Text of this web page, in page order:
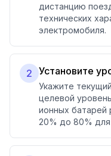
дистанцию
технических
электромобиля.
2 Установите
Укажите
целевой
ионных батарей
20% до 80%